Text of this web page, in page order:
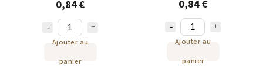
0,84 €
Ajouter au
panier
0,84 €
Ajouter au
panier